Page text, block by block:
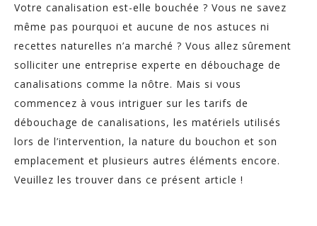
Votre canalisation est-elle bouchée ? Vous ne savez
même pas pourquoi et aucune de nos astuces ni
recettes naturelles n’a marché ? Vous allez sûrement
solliciter une entreprise experte en débouchage de
canalisations comme la nôtre. Mais si vous
commencez à vous intriguer sur les tarifs de
débouchage de canalisations, les matériels utilisés
lors de l’intervention, la nature du bouchon et son
emplacement et plusieurs autres éléments encore.
Veuillez les trouver dans ce présent article !